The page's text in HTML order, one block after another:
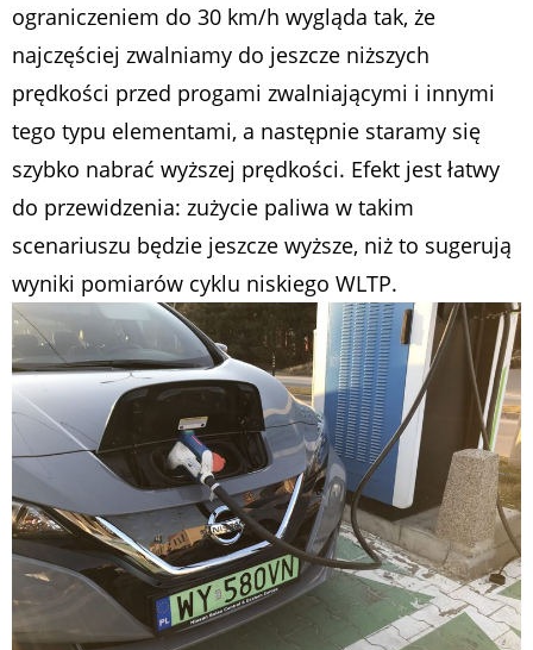
ograniczeniem do 30 km/h wygląda tak, że
najczęściej zwalniamy do jeszcze niższych
prędkości przed progami zwalniającymi i innymi
tego typu elementami, a następnie staramy się
szybko nabrać wyższej prędkości. Efekt jest łatwy
do przewidzenia: zużycie paliwa w takim
scenariuszu będzie jeszcze wyższe, niż to sugerują
wyniki pomiarów cyklu niskiego WLTP.